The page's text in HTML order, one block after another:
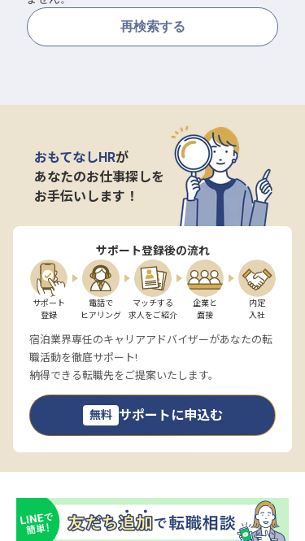
採用をお考えの企業様へ
再検索する
おもてなしHRが
あなたのお仕事探しを
お手伝いします！
サポート登録後の流れ
サポート
登録
電話で
ヒアリング
マッチする
求人をご紹介
企業と
面接
内定
入社
宿泊業界専任のキャリアアドバイザーがあなたの転
職活動を徹底サポート!
納得できる転職先をご提案いたします。
無料 サポートに申込む